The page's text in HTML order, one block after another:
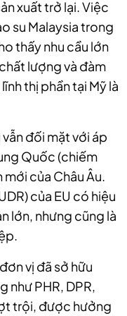
xuất trở lại. Việc
su Malaysia trong
thấy nhu cầu lớn
lượng và đàm
thị phần tại Mỹ là
đối mặt với áp
Quốc (chiếm
của Châu Âu.
của EU có hiệu
lớn, nhưng cũng là
vị đã sở hữu
như PHR, DPR,
trội, được hưởng